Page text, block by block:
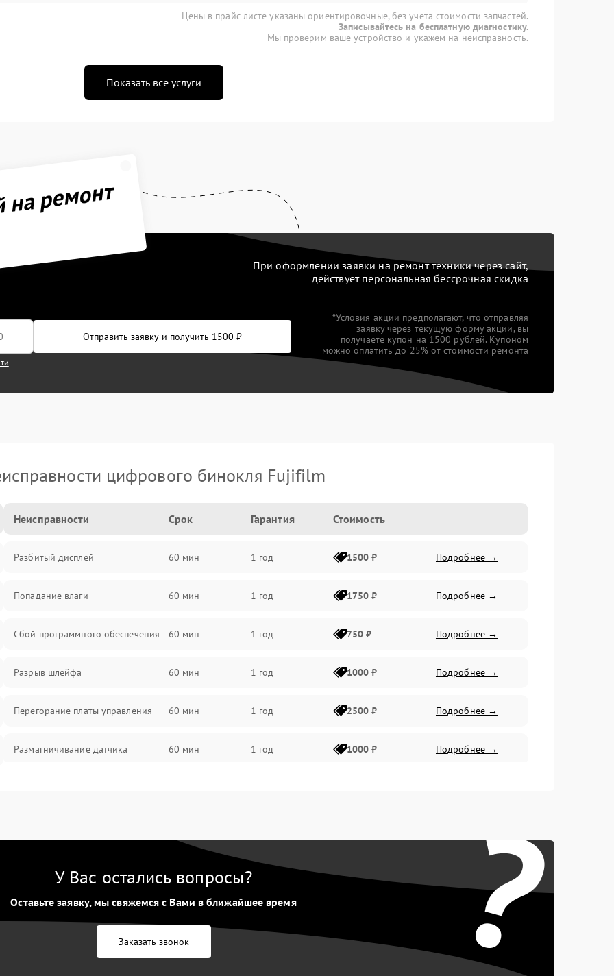
Цены в прайс-листе указаны ориентировочные, без учета стоимости запчастей.
Записывайтесь на бесплатную диагностику.
Мы проверим ваше устройство и укажем на неисправность.
Показать все услуги
ремонт
При оформлении заявки на ремонт техники через сайт,
действует персональная бессрочная скидка
Отправить заявку и получить 1500 ₽
*Условия акции предполагают, что отправляя
заявку через текущую форму акции, вы
получаете купон на 1500 рублей. Купоном
можно оплатить до 25% от стоимости ремонта
цифрового бинокля Fujifilm
Неисправности Срок Гарантия Стоимость
Разбитый дисплей 60 мин 1 год 1500 ₽ Подробнее →
Попадание влаги 60 мин 1 год 1750 ₽ Подробнее →
Сбой программного обеспечения 60 мин 1 год 750 ₽ Подробнее →
Разрыв шлейфа 60 мин 1 год 1000 ₽ Подробнее →
Перегорание платы управления 60 мин 1 год 2500 ₽ Подробнее →
Размагничивание датчика 60 мин 1 год 1000 ₽ Подробнее →
Разрядка аккумулятора за коркое 60 мин 1 год 1000 ₽
Перегрев устройства 60 мин Подробнее →
?
У Вас остались вопросы?
Оставьте заявку, мы свяжемся с Вами в ближайшее время
Заказать звонок